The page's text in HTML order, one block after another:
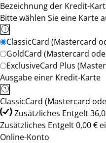
Bezeichnung der Kredit-
Bitte wählen Sie eine Karte
ClassicCard (Mastercard
GoldCard (Mastercard
ExclusiveCard Plus
Ausgabe einer Kredit-Karte
ClassicCard (Mastercard
Zusätzliches Entgelt
Zusätzliches Entgelt 0,00 €
Online-Konto